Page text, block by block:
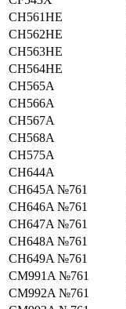
CH561HE
CH562HE
CH563HE
CH564HE
CH565A
CH566A
CH567A
CH568A
CH575A
CH644A
CH645A №761
CH646A №761
CH647A №761
CH648A №761
CH649A №761
CM991A №761
CM992A №761